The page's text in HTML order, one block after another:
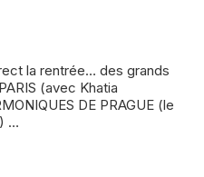
la rentrée… des grands
(avec Khatia
DE PRAGUE (le
…